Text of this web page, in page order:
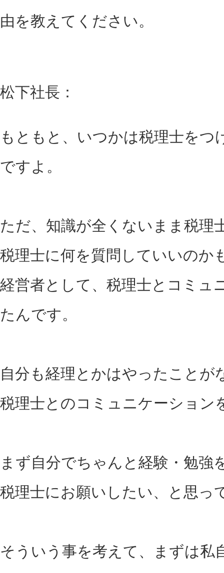
由を教えてください。
松下社長：
もともと、いつかは税理士を
ですよ。
ただ、知識が全くないまま税理
税理士に何を質問していいのか
経営者として、税理士とコミュ
たんです。
自分も経理とかはやったことが
税理士とのコミュニケーション
まず自分でちゃんと経験・勉強
税理士にお願いしたい、と思っ
そういう事を考えて、まずは私